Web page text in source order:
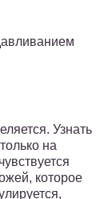
Узнать
на
которое